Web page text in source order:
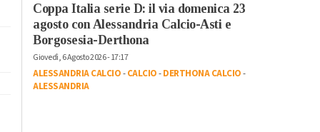
Coppa Italia serie D: il via domenica 23
agosto con Alessandria Calcio-Asti e
Borgosesia-Derthona
Giovedì, 6 Agosto 2026 - 17:17
ALESSANDRIA CALCIO-CALCIO-DERTHONA CALCIO-
ALESSANDRIA